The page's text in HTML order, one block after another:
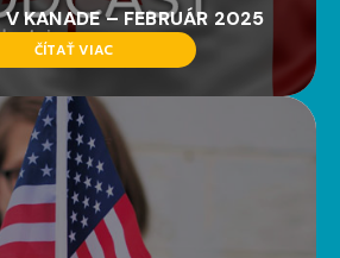
KANADE – FEBRUÁR 2025
ČÍTAŤ VIAC